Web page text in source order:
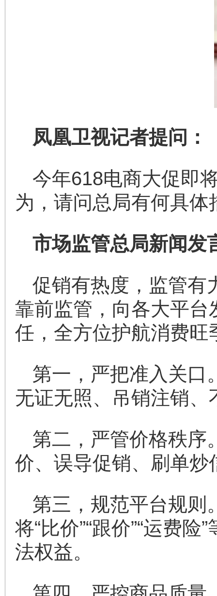
凤凰卫视记者提问：
今年618电商大促即
为，请问总局有何具体
市场监管总局新闻发
促销有热度，监管有
靠前监管，向各大平
任，全方位护航消费旺
第一，严把准入关口
无证无照、吊销注销、
第二，严管价格秩序
价、误导促销、刷单
第三，规范平台规则
将“比价”“跟价”“运费
法权益。